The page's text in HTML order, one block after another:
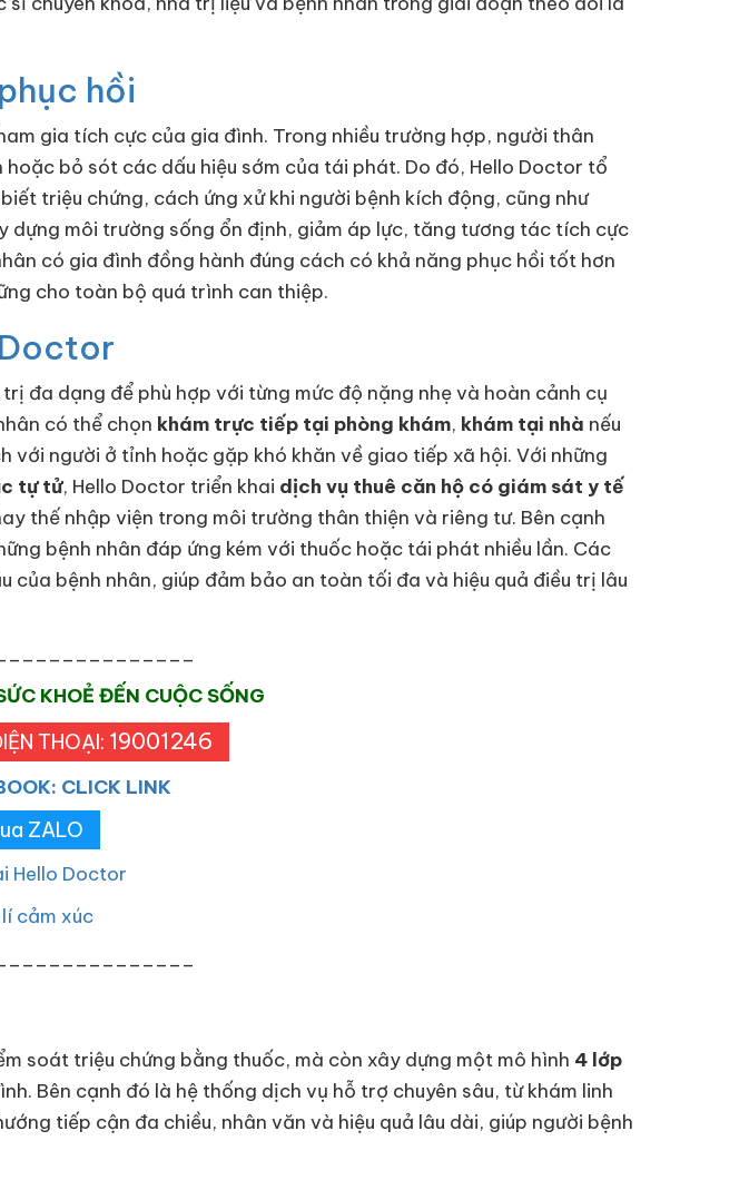
hồi
gia tích cực của gia đình. Trong nhiều trường hợp, người thân
bỏ sót các dấu hiệu sớm của tái phát. Do đó, Hello Doctor tổ
triệu chứng, cách ứng xử khi người bệnh kích động, cũng như
môi trường sống ổn định, giảm áp lực, tăng tương tác tích cực
có gia đình đồng hành đúng cách có khả năng phục hồi tốt hơn
cho toàn bộ quá trình can thiệp.
đa dạng để phù hợp với từng mức độ nặng nhẹ và hoàn cảnh cụ
có thể chọn khám trực tiếp tại phòng khám, khám tại nhà nếu
với người ở tỉnh hoặc gặp khó khăn về giao tiếp xã hội. Với những
tự tử, Hello Doctor triển khai dịch vụ thuê căn hộ có giám sát y tế
thế nhập viện trong môi trường thân thiện và riêng tư. Bên cạnh
bệnh nhân đáp ứng kém với thuốc hoặc tái phát nhiều lần. Các
bệnh nhân, giúp đảm bảo an toàn tối đa và hiệu quả điều trị lâu
KHOẺ ĐẾN CUỘC SỐNG
THOẠI: 19001246
CLICK LINK
ZALO
Hello Doctor
cảm xúc
soát triệu chứng bằng thuốc, mà còn xây dựng một mô hình 4 lớp
Bên cạnh đó là hệ thống dịch vụ hỗ trợ chuyên sâu, từ khám linh
tiếp cận đa chiều, nhân văn và hiệu quả lâu dài, giúp người bệnh